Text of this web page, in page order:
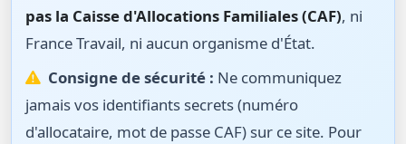
pas la Caisse d'Allocations Familiales (CAF), ni
France Travail, ni aucun organisme d'État.
Consigne de sécurité : Ne communiquez
jamais vos identifiants secrets (numéro
d'allocataire, mot de passe CAF) sur ce site. Pour